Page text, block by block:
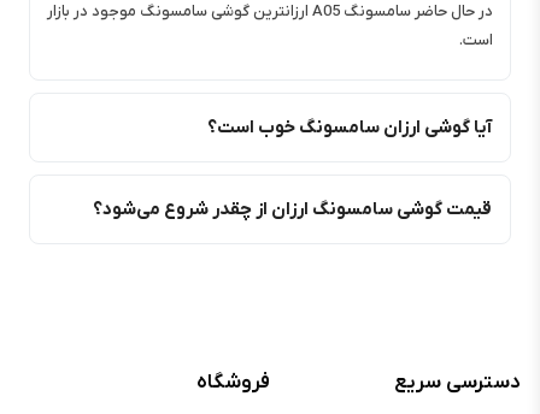
در حال حاضر سامسونگ A05 ارزانترین گوشی سامسونگ موجود در بازار
است.
آیا گوشی ارزان سامسونگ خوب است؟
قیمت گوشی سامسونگ ارزان از چقدر شروع می‌شود؟
دسترسی سریع فروشگاه